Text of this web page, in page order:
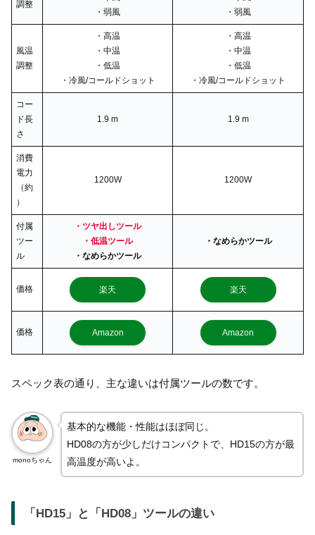
調整
・弱風
・弱風
風温
調整
・高温
・中温
・低温
・冷風/コールドショット
・高温
・中温
・低温
・冷風/コールドショット
コー
ド長
さ
1.9 m 1.9 m
消費
電力
（約
）
1200W 1200W
付属
ツー
ル
・ツヤ出しツール
・低温ツール
・なめらかツール
・なめらかツール
価格 楽天 楽天
価格 Amazon Amazon
スペック表の通り、主な違いは付属ツールの数です。
monoちゃん
基本的な機能・性能はほぼ同じ。
HD08の方が少しだけコンパクトで、HD15の方が最
高温度が高いよ。
「HD15」と「HD08」ツールの違い